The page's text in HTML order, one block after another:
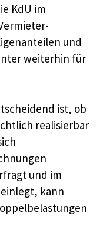
KdU im
und
weiterhin für
ist, ob
realisierbar
und im
kann